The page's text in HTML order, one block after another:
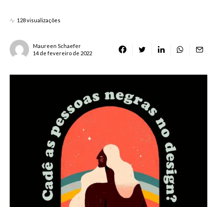
128 visualizações
Maureen Schaefer
14 de fevereiro de 2022